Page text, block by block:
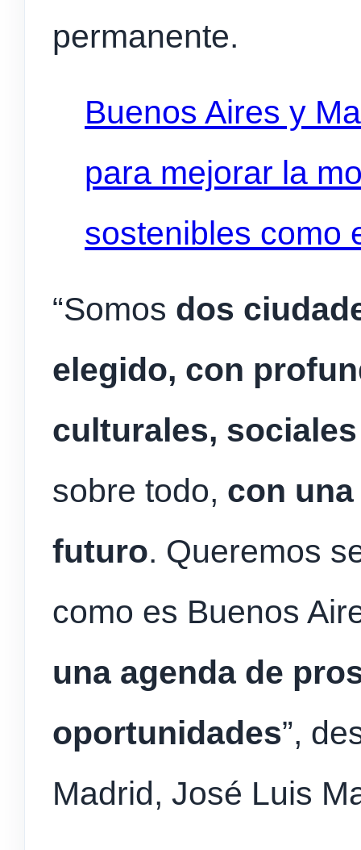
permanente.
Buenos Aires y
para mejorar la
sostenibles como
“Somos dos
elegido, con
culturales,
sobre todo, con
futuro. Queremos
como es Buenos
una agenda de
oportunidades”,
Madrid, José Luis